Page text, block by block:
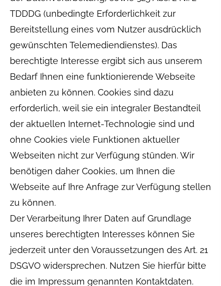
TDDDG (unbedingte Erforderlichkeit zur
Bereitstellung eines vom Nutzer ausdrücklich
gewünschten Telemediendienstes). Das
berechtigte Interesse ergibt sich aus unserem
Bedarf Ihnen eine funktionierende Webseite
anbieten zu können. Cookies sind dazu
erforderlich, weil sie ein integraler Bestandteil
der aktuellen Internet-Technologie sind und
ohne Cookies viele Funktionen aktueller
Webseiten nicht zur Verfügung stünden. Wir
benötigen daher Cookies, um Ihnen die
Webseite auf Ihre Anfrage zur Verfügung stellen
zu können.
Der Verarbeitung Ihrer Daten auf Grundlage
unseres berechtigten Interesses können Sie
jederzeit unter den Voraussetzungen des Art. 21
DSGVO widersprechen. Nutzen Sie hierfür bitte
die im Impressum genannten Kontaktdaten.